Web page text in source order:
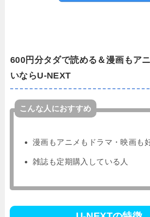
600円分タダで読める＆漫画もア
いならU-NEXT
こんな人におすすめ
漫画もアニメもドラマ・映画も
雑誌も定期購入している人